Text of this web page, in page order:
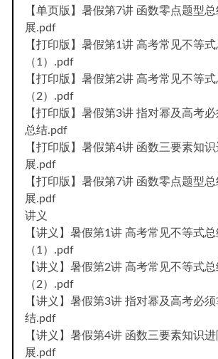
【单页版】暑假第7讲 函数零点题型
展.pdf
【打印版】暑假第1讲 高考常见不等
（1）.pdf
【打印版】暑假第2讲 高考常见不等
（2）.pdf
【打印版】暑假第3讲 指对幂及高考
总结.pdf
【打印版】暑假第4讲 函数三要素知
展.pdf
【打印版】暑假第7讲 函数零点题型
展.pdf
讲义
【讲义】暑假第1讲 高考常见不等式
（1）.pdf
【讲义】暑假第2讲 高考常见不等式
（2）.pdf
【讲义】暑假第3讲 指对幂及高考必
结.pdf
【讲义】暑假第4讲 函数三要素知识
展.pdf